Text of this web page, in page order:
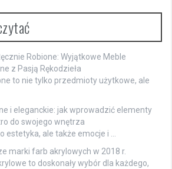
Robione: Wyjątkowe Meble
z Pasją Rękodzieła
to nie tylko przedmioty użytkowe, ale
i eleganckie: jak wprowadzić elementy
do swojego wnętrza
estetyka, ale także emocje i …
marki farb akrylowych w 2018 r.
to doskonały wybór dla każdego,